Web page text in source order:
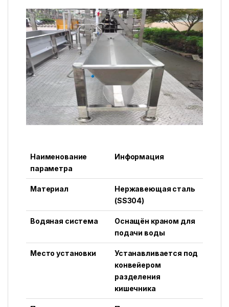
Наименование
параметра
Информация
Материал
Нержавеющая сталь
(SS304)
Водяная система
Оснащён краном для
подачи воды
Место установки
Устанавливается под
конвейером
разделения
кишечника